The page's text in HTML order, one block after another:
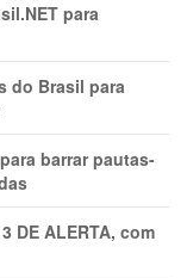
para
do Brasil para
barrar pautas-
DE ALERTA, com